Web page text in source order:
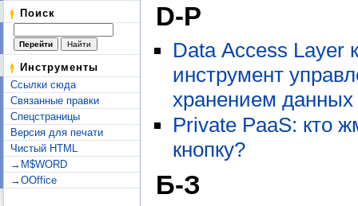
Поиск
Инструменты
Ссылки сюда
Связанные правки
Спецстраницы
Версия для печати
Чистый HTML
→M$WORD
→OOffice
D-P
Data Access Layer
инструмент
хранением данных
Private PaaS: кто
кнопку?
Б-З